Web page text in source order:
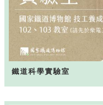
鐵道科學實驗室